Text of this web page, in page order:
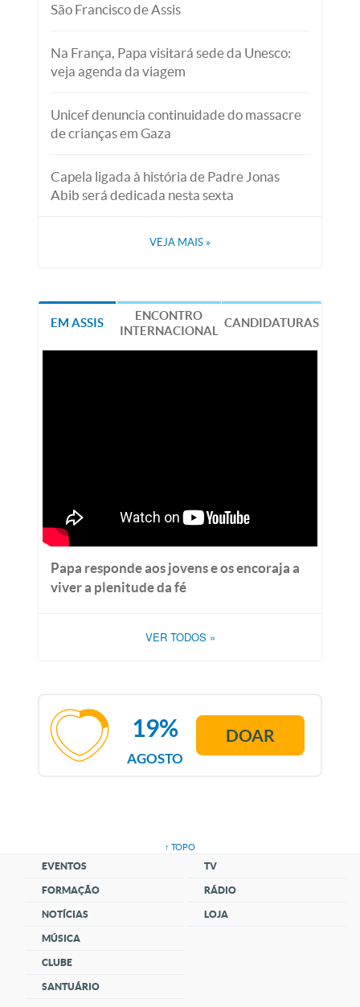
São Francisco de Assis
Na França, Papa visitará sede da Unesco:
veja agenda da viagem
Unicef denuncia continuidade do massacre
de crianças em Gaza
Capela ligada à história de Padre Jonas
Abib será dedicada nesta sexta
VEJA MAIS »
EM ASSIS
ENCONTRO
INTERNACIONAL
CANDIDATURAS
Papa responde aos jovens e os encoraja a
viver a plenitude da fé
VER TODOS »
AGOSTO
19% DOAR
↑ TOPO
EVENTOS
FORMAÇÃO
NOTÍCIAS
MÚSICA
CLUBE
SANTUÁRIO
TV
RÁDIO
LOJA